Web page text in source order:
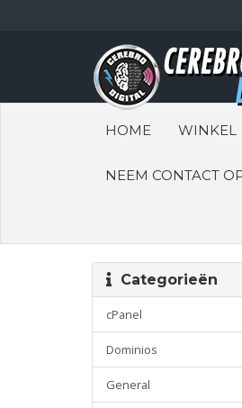
HOME WINKEL
NEEM CONTACT
Categorieën
cPanel
Dominios
General